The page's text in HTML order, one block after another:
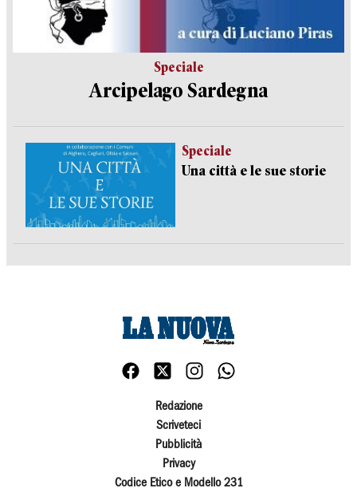
Speciale
Arcipelago Sardegna
Speciale
Una città e le sue storie
Redazione
Scriveteci
Pubblicità
Privacy
Codice Etico e Modello 231